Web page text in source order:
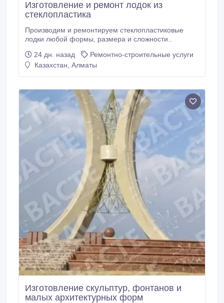
Изготовление и ремонт лодок из
стеклопластика
Производим и ремонтируем стеклопластиковые
лодки любой формы, размера и сложности..
24 дн. назад
Ремонтно-строительные услуги
Казахстан, Алматы
Изготовление скульптур, фонтанов и
малых архитектурных форм